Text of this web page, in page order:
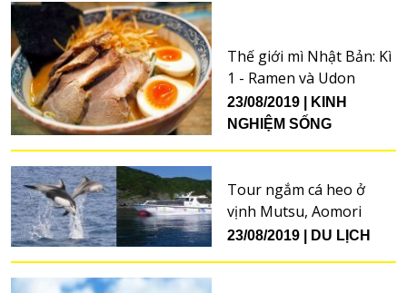
Thế giới mì Nhật Bản: Kì
1 - Ramen và Udon
23/08/2019
KINH
NGHIỆM SỐNG
Tour ngắm cá heo ở
vịnh Mutsu, Aomori
23/08/2019 DU LỊCH